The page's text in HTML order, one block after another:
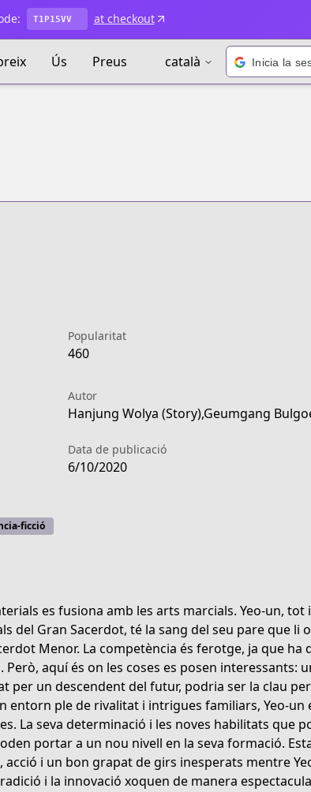
T1P15VV at checkout
Ús Preus català
Popularitat
460
Autor
Hanjung Wolya (Story),Geumgang
Data de publicació
6/10/2020
ficció
es fusiona amb les arts marcials. Yeo-un, tot
del Gran Sacerdot, té la sang del seu pare que li
Menor. La competència és ferotge, ja que ha
aquí és on les coses es posen interessants:
per un descendent del futur, podria ser la clau
entorn ple de rivalitat i intrigues familiars, Yeo-un
La seva determinació i les noves habilitats que
portar a un nou nivell en la seva formació.
i un bon grapat de girs inesperats mentre
i la innovació xoquen de manera